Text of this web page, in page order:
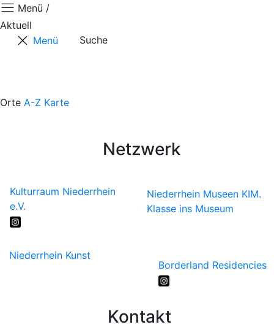
Menü /
Aktuell
Menü
Suche
Orte A-Z Karte
Netzwerk
Kulturraum Niederrhein
e.V.
Niederrhein Museen KIM.
Klasse ins Museum
Niederrhein Kunst
Borderland Residencies
Kontakt